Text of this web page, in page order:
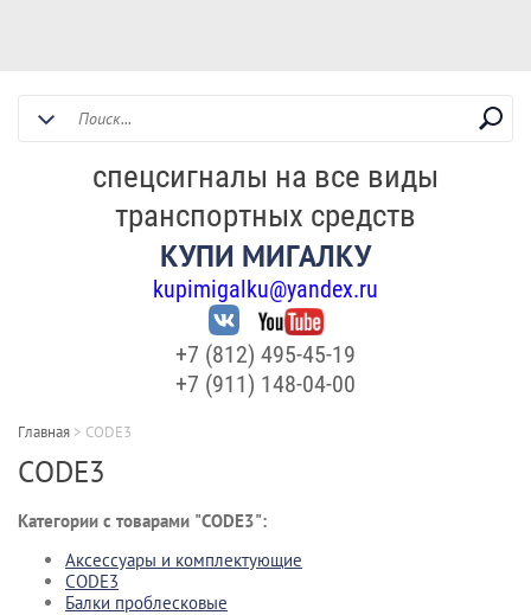
спецсигналы на все виды
транспортных средств
КУПИ МИГАЛКУ
kupimigalku@yandex.ru
+7 (812) 495-45-19
+7 (911) 148-04-00
Главная > CODE3
CODE3
Категории с товарами "CODE3":
Аксессуары и комплектующие
CODE3
Балки проблесковые